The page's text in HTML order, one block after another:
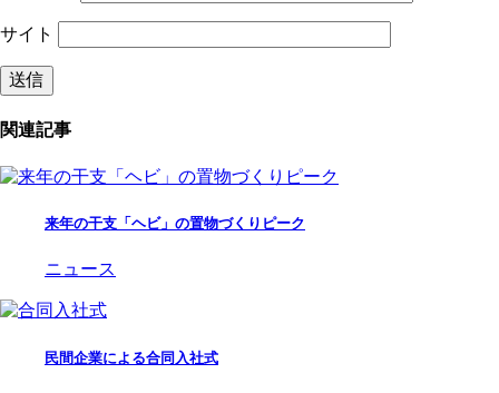
サイト
関連記事
来年の干支「ヘビ」の置物づくりピーク
ニュース
民間企業による合同入社式